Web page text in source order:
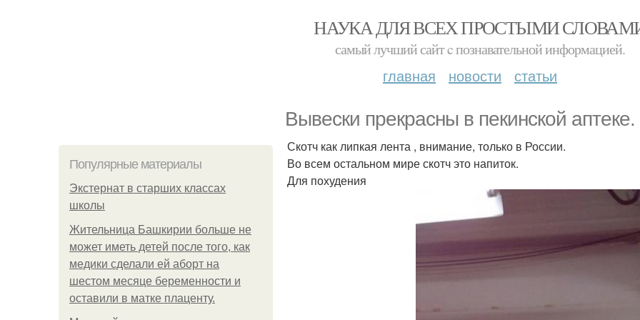
НАУКА ДЛЯ ВСЕХ ПРОСТЫМИ
самый лучший сайт c познавательной информацией.
главная новости статьи
Вывески прекрасны в пекинской аптеке.
Популярные материалы
Экстернат в старших классах
школы
Жительница Башкирии больше не
может иметь детей после того, как
медики сделали ей аборт на
шестом месяце беременности и
оставили в матке плаценту.
Скотч как липкая лента , внимание, только в России.
Во всем остальном мире скотч это напиток.
Для похудения